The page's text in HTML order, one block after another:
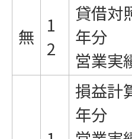
無 1
2
貸借対
年分
営業実
損益計
年分